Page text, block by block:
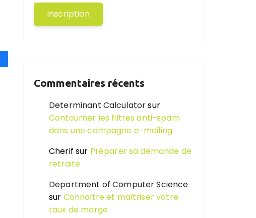
Commentaires récents
Determinant Calculatorsur
Contourner les filtres anti-spam
dans une campagne e-mailing
Cherif sur Préparer sa demande de
retraite
Department of Computer Science
sur Connaître et maîtriser votre
taux de marge